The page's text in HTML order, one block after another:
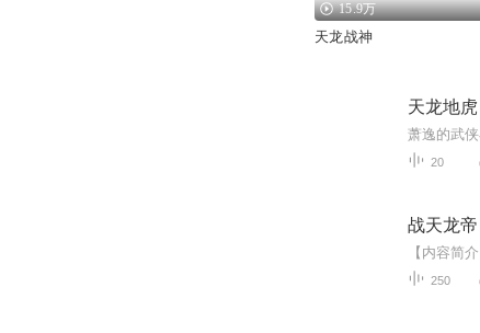
15.9万
天龙战神
天龙地虎
20
战天龙帝
250